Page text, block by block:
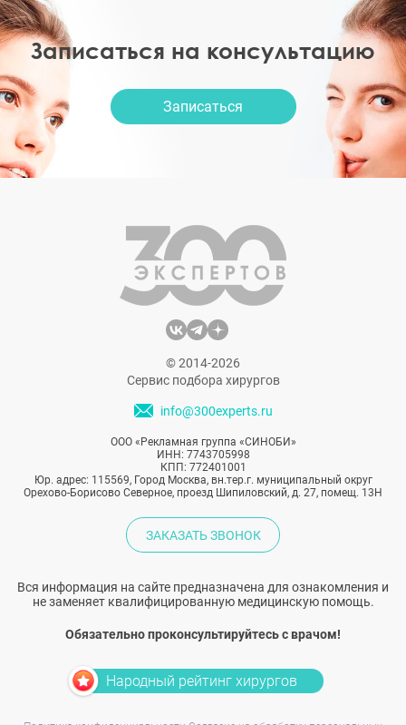
Записаться на консультацию
Записаться
© 2014-2026
Сервис подбора хирургов
info@300experts.ru
ООО «Рекламная группа «СИНОБИ»
ИНН: 7743705998
КПП: 772401001
Юр. адрес: 115569, Город Москва, вн.тер.г. муниципальный округ
Орехово-Борисово Северное, проезд Шипиловский, д. 27, помещ. 13Н
ЗАКАЗАТЬ ЗВОНОК
Вся информация на сайте предназначена для ознакомления и
не заменяет квалифицированную медицинскую помощь.
Обязательно проконсультируйтесь с врачом!
Народный рейтинг хирургов